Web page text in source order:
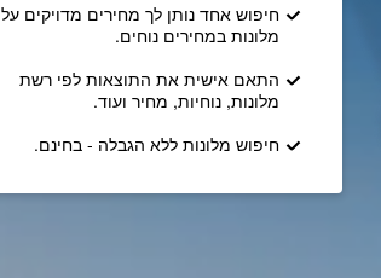
חיפוש אחד נותן לך מחירים מדויקים על
מלונות במחירים נוחים.
התאם אישית את התוצאות לפי רשת
מלונות, נוחיות, מחיר ועוד.
חיפוש מלונות ללא הגבלה - בחינם.